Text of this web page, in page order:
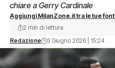
chiare a Gerry Cardinale
Aggiungi MilanZone.it tra le tue
Redazione 3 Giugno 2026 | 15:24
2 min di lettura